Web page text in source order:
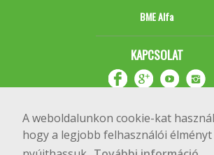
A weboldalunkon cookie-kat
hogy a legjobb felhasználói élményt
BME Alfa
KAPCSOLAT